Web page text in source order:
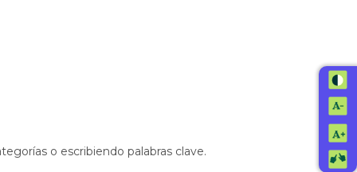
o escribiendo palabras clave.